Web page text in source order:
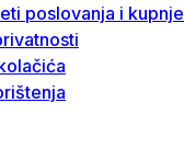
poslovanja i kupnje